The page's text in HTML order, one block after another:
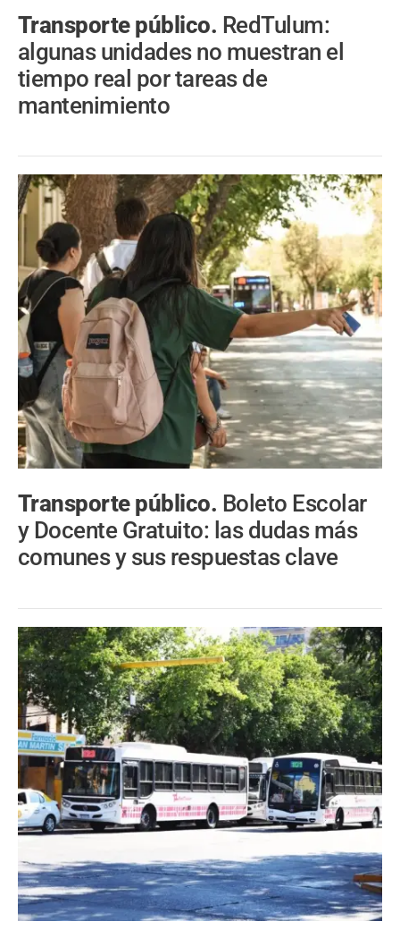
Transporte público. RedTulum:
algunas unidades no muestran el
tiempo real por tareas de
mantenimiento
Transporte público. Boleto Escolar
y Docente Gratuito: las dudas más
comunes y sus respuestas clave